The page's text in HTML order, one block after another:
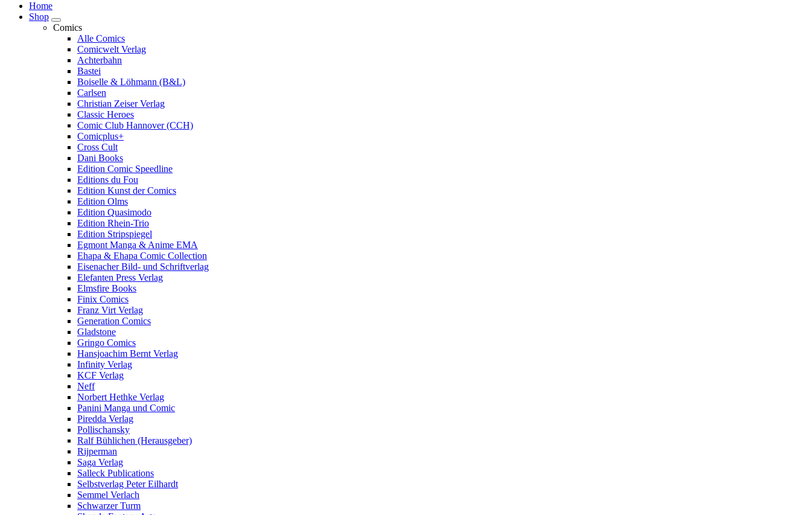
Home
Shop
Comics
Alle Comics
Comicwelt Verlag
Achterbahn
Bastei
Boiselle & Löhmann (B&L)
Carlsen
Christian Zeiser Verlag
Classic Heroes
Comic Club Hannover (CCH)
Comicplus+
Cross Cult
Dani Books
Edition Comic Speedline
Editions du Fou
Edition Kunst der Comics
Edition Olms
Edition Quasimodo
Edition Rhein-Trio
Edition Stripspiegel
Egmont Manga & Anime EMA
Ehapa & Ehapa Comic Collection
Eisenacher Bild- und Schriftverlag
Elefanten Press Verlag
Elmsfire Books
Finix Comics
Franz Virt Verlag
Generation Comics
Gladstone
Gringo Comics
Hansjoachim Bernt Verlag
Infinity Verlag
KCF Verlag
Neff
Norbert Hethke Verlag
Panini Manga und Comic
Piredda Verlag
Pollischansky
Ralf Bühlichen (Herausgeber)
Rijperman
Saga Verlag
Salleck Publications
Selbstverlag Peter Eilhardt
Semmel Verlach
Schwarzer Turm